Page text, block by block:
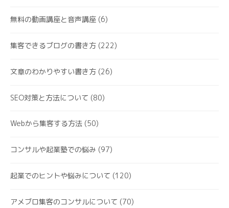
無料の動画講座と音声講座 (6)
集客できるブログの書き方 (222)
文章のわかりやすい書き方 (26)
SEO対策と方法について (80)
Webから集客する方法 (50)
コンサルや起業塾での悩み (97)
起業でのヒントや悩みについて (120)
アメブロ集客のコンサルについて (70)